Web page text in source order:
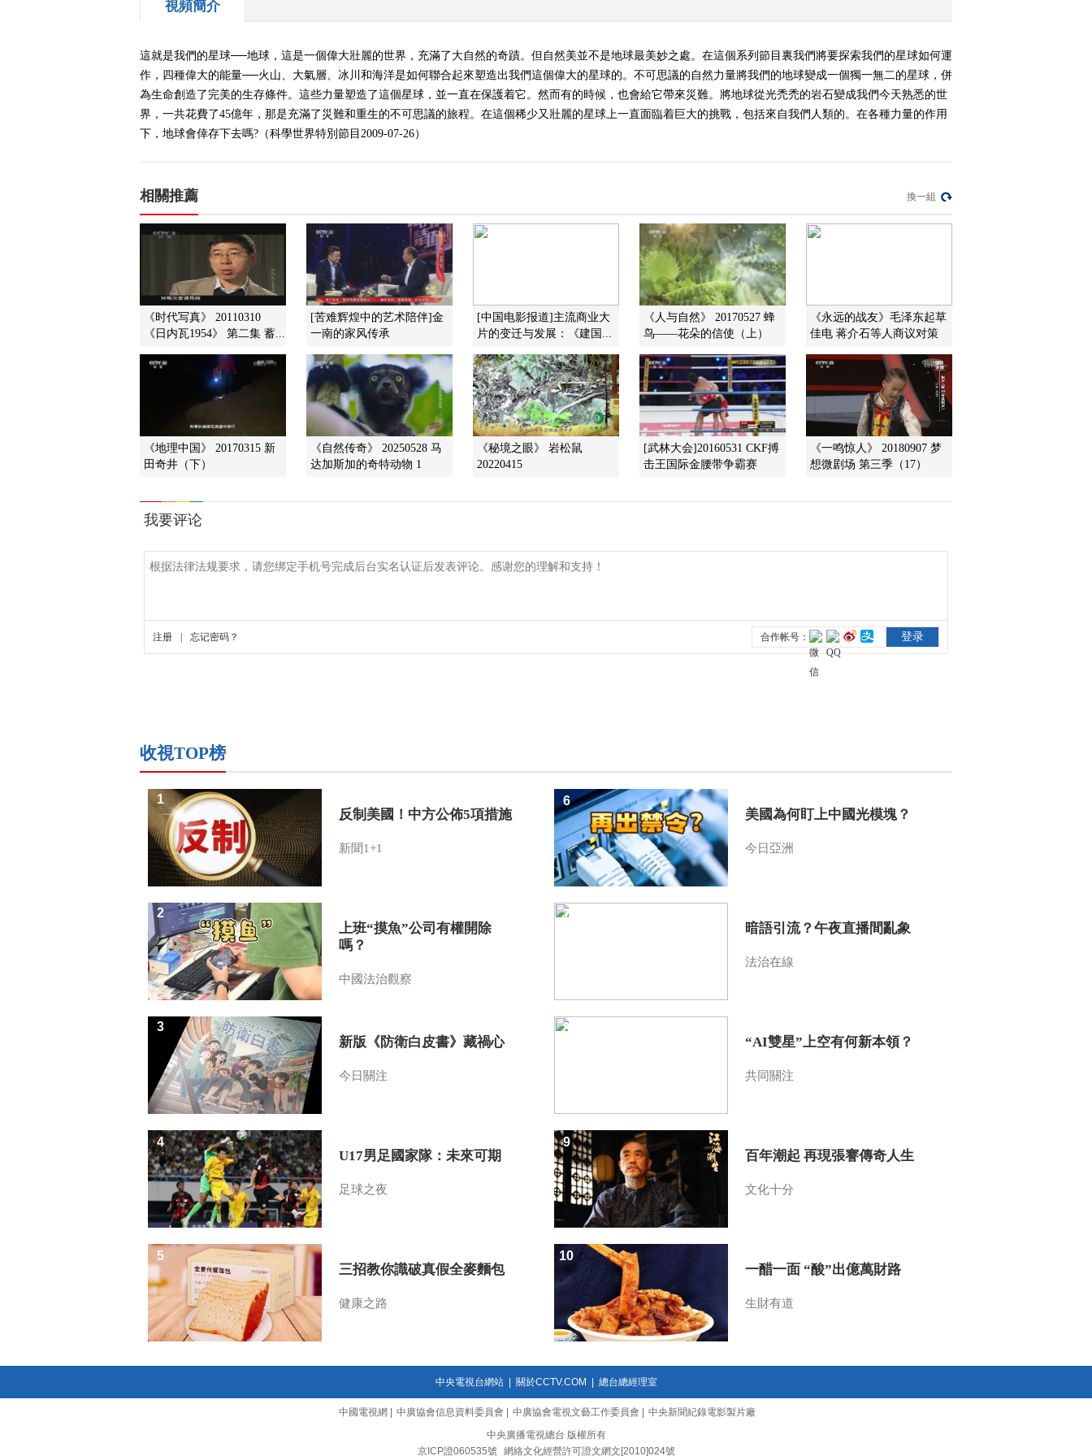
視頻簡介
這就是我們的星球──地球，這是一個偉大壯麗的世界，充滿了大自然的奇蹟。但自然美並不是地球最美妙之處。在這個系列節目裏我們將要探索我們的星球如何運
作，四種偉大的能量──火山、大氣層、冰川和海洋是如何聯合起來塑造出我們這個偉大的星球的。不可思議的自然力量將我們的地球變成一個獨一無二的星球，併
為生命創造了完美的生存條件。這些力量塑造了這個星球，並一直在保護着它。然而有的時候，也會給它帶來災難。將地球從光禿禿的岩石變成我們今天熟悉的世
界，一共花費了45億年，那是充滿了災難和重生的不可思議的旅程。在這個稀少又壯麗的星球上一直面臨着巨大的挑戰，包括來自我們人類的。在各種力量的作用
下，地球會倖存下去嗎?（科學世界特別節目2009-07-26）
相關推薦 換一組
《时代写真》 20110310
《日内瓦1954》 第二集 蓄...
[苦难辉煌中的艺术陪伴]金
一南的家风传承
[中国电影报道]主流商业大
片的变迁与发展：《建国...
《人与自然》 20170527 蜂
鸟——花朵的信使（上）
《永远的战友》毛泽东起草
佳电 蒋介石等人商议对策
《地理中国》 20170315 新
田奇井（下）
《自然传奇》 20250528 马
达加斯加的奇特动物 1
《秘境之眼》 岩松鼠
20220415
[武林大会]20160531 CKF搏
击王国际金腰带争霸赛
《一鸣惊人》 20180907 梦
想微剧场 第三季（17）
收視TOP榜
反制美國！中方公佈5項措施
新聞1+1
1
上班“摸魚”公司有權開除
嗎？
中國法治觀察
2
新版《防衛白皮書》藏禍心
今日關注
3
U17男足國家隊：未來可期
足球之夜
4
三招教你識破真假全麥麵包
健康之路
5
美國為何盯上中國光模塊？
今日亞洲
6
暗語引流？午夜直播間亂象
法治在線
7
“AI雙星”上空有何新本領？
共同關注
8
百年潮起 再現張謇傳奇人生
文化十分
9
一醋一面 “酸”出億萬財路
生財有道
10
中央電視台網站| 關於CCTV.COM 總台總經理室
中國電視網 中廣協會信息資料委員會 中廣協會電視文藝工作委員會
中央新聞紀錄電影製片廠
中央廣播電視總台 版權所有
京ICP證060535號
網絡文化經營許可證文網文[2010]024號